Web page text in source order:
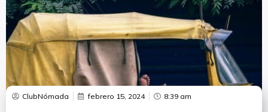
ClubNómada febrero 15, 2024 8:39 am